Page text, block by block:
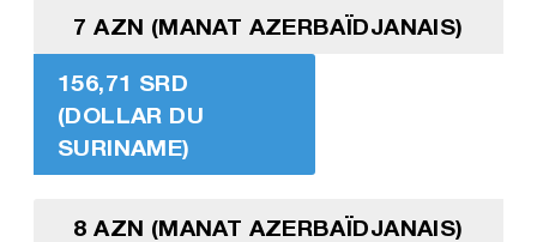
7 AZN (MANAT AZERBAÏDJANAIS)
156,71 SRD
(DOLLAR DU
SURINAME)
8 AZN (MANAT AZERBAÏDJANAIS)